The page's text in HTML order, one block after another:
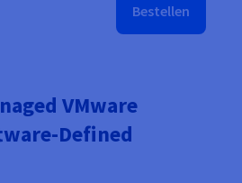
Bestellen
VMware
Defined